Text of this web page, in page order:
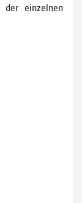
der einzelnen